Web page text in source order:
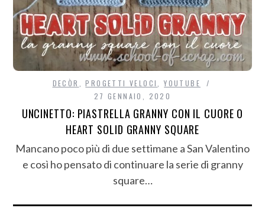
DECÒR ,PROGETTI VELOCI,YOUTUBE
27 GENNAIO, 2020
UNCINETTO: PIASTRELLA GRANNY CON IL CUORE O
HEART SOLID GRANNY SQUARE
Mancano poco più di due settimane a San Valentino
e così ho pensato di continuare la serie di granny
square…